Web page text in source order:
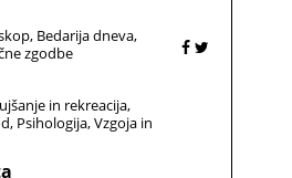
Bedarija dneva
zgodbe
in rekreacija
Psihologija Vzgoja in